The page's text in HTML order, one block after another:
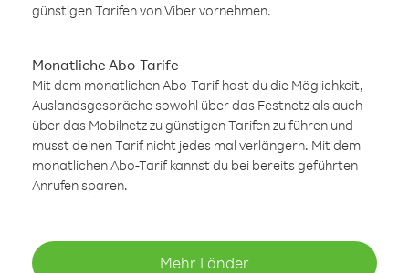
günstigen Tarifen von Viber vornehmen.
Monatliche Abo-Tarife
Mit dem monatlichen Abo-Tarif hast du die Möglichkeit,
Auslandsgespräche sowohl über das Festnetz als auch
über das Mobilnetz zu günstigen Tarifen zu führen und
musst deinen Tarif nicht jedes mal verlängern. Mit dem
monatlichen Abo-Tarif kannst du bei bereits geführten
Anrufen sparen.
Mehr Länder